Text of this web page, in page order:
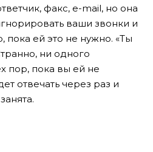
факс, e-mail, но она
ваши звонки и
пока ей это не нужно. «Ты
ни одного
пор, пока вы ей не
отвечать через раз и